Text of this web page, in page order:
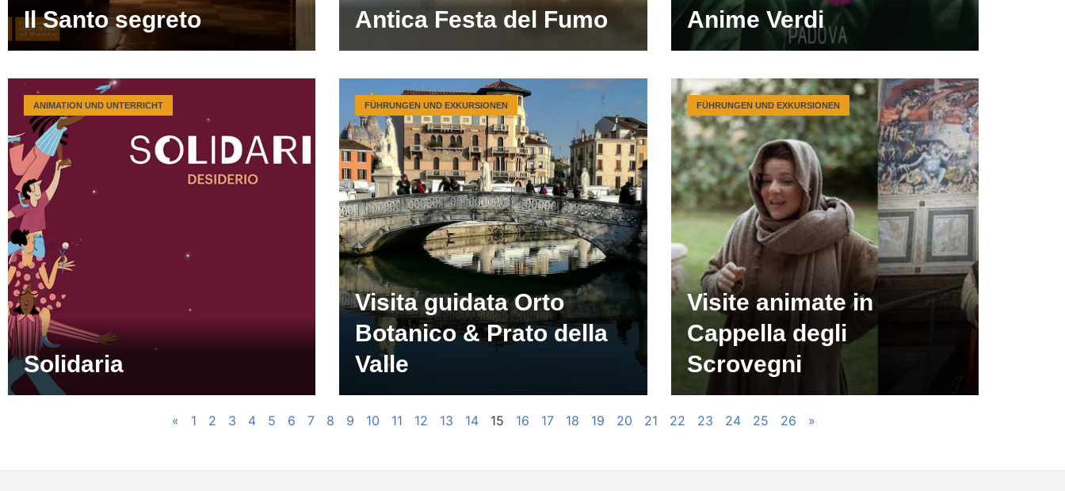
Il Santo segreto Antica Festa del Fumo Anime Verdi
Solidaria
ANIMATION UND UNTERRICHT
Visita guidata Orto
Botanico & Prato della
Valle
FÜHRUNGEN UND EXKURSIONEN
Visite animate in
Cappella degli
Scrovegni
FÜHRUNGEN UND EXKURSIONEN
« 1 2 3 4 5 6 7 8 9 10 11 12 13 14 15 16 17 18 19 20 21 22 23 24 25 26 »